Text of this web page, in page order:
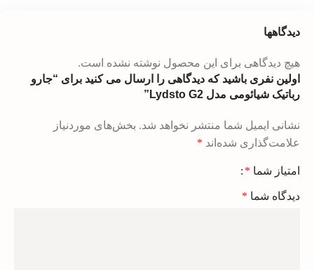
دیدگاهها
هیچ دیدگاهی برای این محصول نوشته نشده است.
اولین نفری باشید که دیدگاهی را ارسال می کنید برای “جارو
رباتیک شیائومی مدل Lydsto G2”
نشانی ایمیل شما منتشر نخواهد شد. بخش‌های موردنیاز
علامت‌گذاری شده‌اند *
امتیاز شما *
دیدگاه شما *